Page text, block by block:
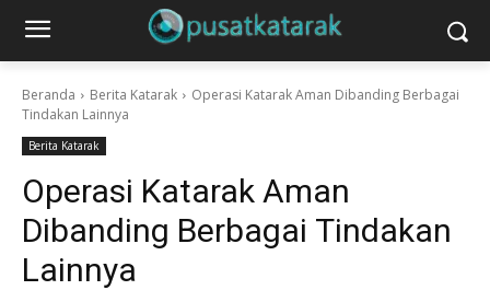
Beranda Berita Katarak
Operasi Katarak Aman Dibanding Berbagai
Tindakan Lainnya
Berita Katarak
Operasi Katarak Aman
Dibanding Berbagai Tindakan
Lainnya